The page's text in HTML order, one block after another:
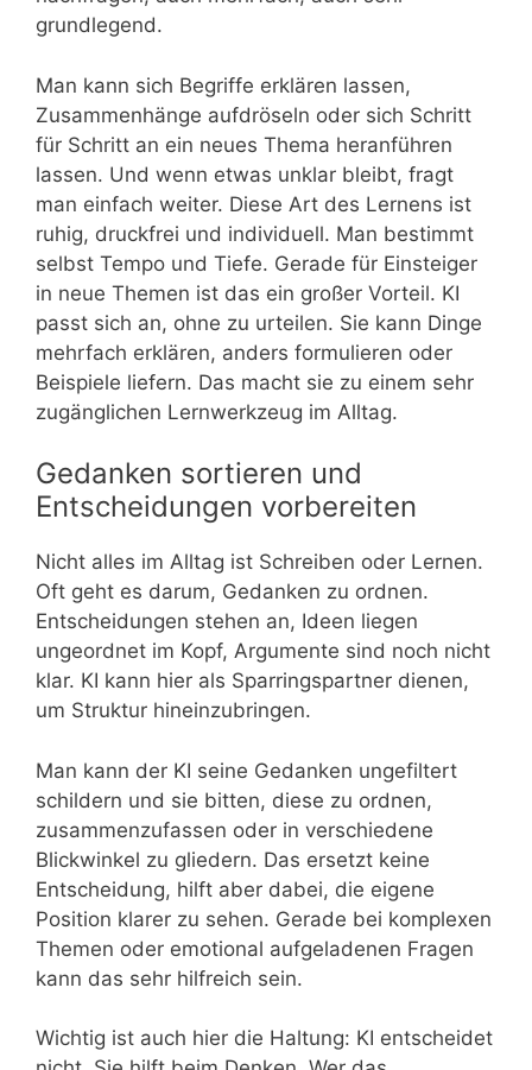
grundlegend.
Man kann sich Begriffe erklären lassen,
Zusammenhänge aufdröseln oder sich Schritt
für Schritt an ein neues Thema heranführen
lassen. Und wenn etwas unklar bleibt, fragt
man einfach weiter. Diese Art des Lernens ist
ruhig, druckfrei und individuell. Man bestimmt
selbst Tempo und Tiefe. Gerade für Einsteiger
in neue Themen ist das ein großer Vorteil. KI
passt sich an, ohne zu urteilen. Sie kann Dinge
mehrfach erklären, anders formulieren oder
Beispiele liefern. Das macht sie zu einem sehr
zugänglichen Lernwerkzeug im Alltag.
Gedanken sortieren und
Entscheidungen vorbereiten
Nicht alles im Alltag ist Schreiben oder Lernen.
Oft geht es darum, Gedanken zu ordnen.
Entscheidungen stehen an, Ideen liegen
ungeordnet im Kopf, Argumente sind noch nicht
klar. KI kann hier als Sparringspartner dienen,
um Struktur hineinzubringen.
Man kann der KI seine Gedanken ungefiltert
schildern und sie bitten, diese zu ordnen,
zusammenzufassen oder in verschiedene
Blickwinkel zu gliedern. Das ersetzt keine
Entscheidung, hilft aber dabei, die eigene
Position klarer zu sehen. Gerade bei komplexen
Themen oder emotional aufgeladenen Fragen
kann das sehr hilfreich sein.
Wichtig ist auch hier die Haltung: KI entscheidet